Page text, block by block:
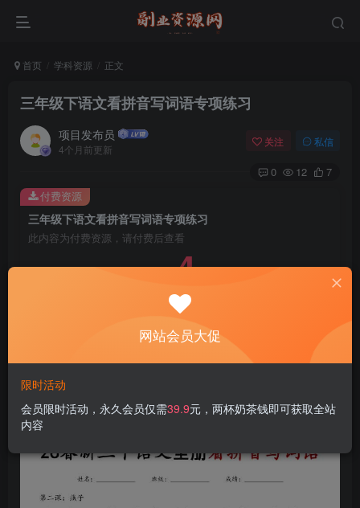
首页 学科资源 正文
三年级下语文看拼音写词语专项练习
项目发布员
4个月前更新
关注 私信
0 12 7
三年级下语文看拼音写词语专项练习
此内容为付费资源，请付费后查看
4
付费资源
网站会员大促
限时活动
会员限时活动，永久会员仅需39.9元，两杯奶茶钱即可获取全站
内容